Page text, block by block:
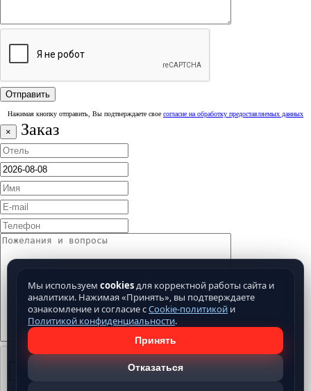
Нажимая кнопку отправить, Вы подтверждаете свое согласие на обработку предоставляемых данных
× Заказ
Мы используем cookiesдля корректной работы сайта и
аналитики. Нажимая «Принять», вы подтверждаете
ознакомление и согласие сCookie-политикой и
Политикой конфиденциальности.
Принять
Отказаться